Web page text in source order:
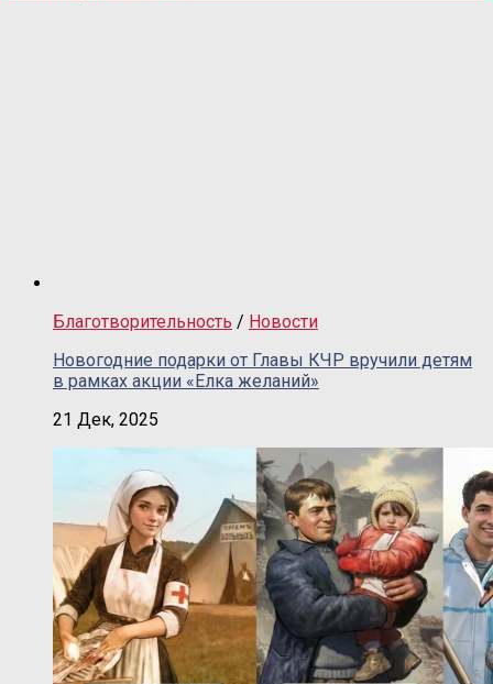
Благотворительность / Новости
Новогодние подарки от Главы КЧР вручили детям
в рамках акции «Елка желаний»
21 Дек, 2025